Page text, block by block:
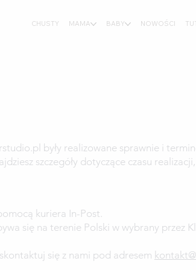
CHUSTY MAMA BABY NOWOŚCI
były realizowane sprawnie i
szczegóły dotyczące czasu
kuriera In-Post.
się na terenie Polski w wybrany przez
się z nami pod adresem